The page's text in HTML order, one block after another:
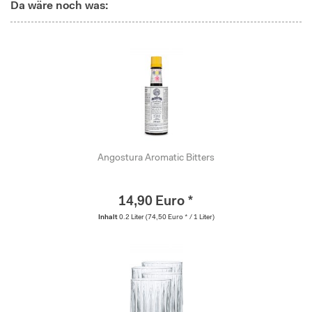
Da wäre noch was:
Angostura Aromatic Bitters
14,90 Euro *
Inhalt 0.2 Liter (74,50 Euro * / 1 Liter)